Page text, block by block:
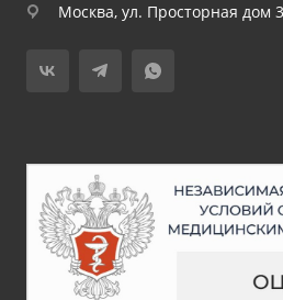
Москва, ул. Просторная дом 3